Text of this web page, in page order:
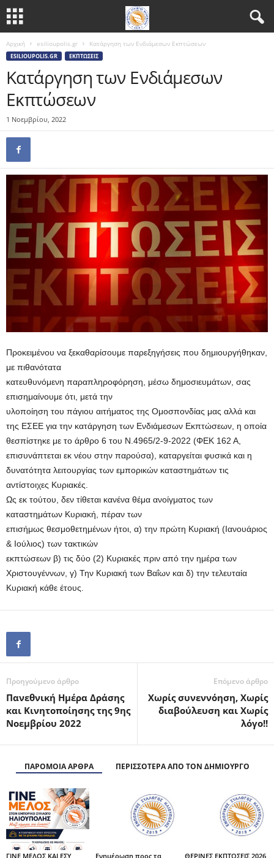
Αρχική esilioupolis.gr Κατάργηση των Ενδιάμεσων Εκπτώσεων
ESILIOUPOLIS.GR ΕΚΠΤΏΣΕΙΣ
Κατάργηση των Ενδιάμεσων
Εκπτώσεων
1 Νοεμβρίου, 2022
Προκειμένου να ξεκαθαρίσουμε παρεξηγήσεις που δημιουργήθηκαν,
με πιθανότατα
κατευθυνόμενη παραπληροφόρηση, μέσω δημοσιευμάτων, σας
επισημαίνουμε ότι, μετά την
υλοποίηση του πάγιου αιτήματος της Ομοσπονδίας μας αλλά και
της ΕΣΕΕ για την κατάργηση των Ενδιάμεσων Εκπτώσεων, η οποία
θεσπίστηκε με το άρθρο 6 του Ν.4965/2-9-2022 (ΦΕΚ 162 Α,
επισυνάπτεται εκ νέου στην παρούσα), καταργείται φυσικά και η
δυνατότητα λειτουργίας των εμπορικών καταστημάτων τις
αντίστοιχες Κυριακές.
Ως εκ τούτου, δεν τίθεται κανένα θέμα ανοίγματος των
καταστημάτων Κυριακή, πέραν των
επισήμως θεσμοθετημένων ήτοι, α) την πρώτη Κυριακή (Ιανουάριος
& Ιούλιος) των τακτικών
εκπτώσεων β) τις δύο (2) Κυριακές πριν από την ημέρα των
Χριστουγέννων, γ) Την Κυριακή των Βαΐων και δ) την τελευταία
Κυριακή κάθε έτους.
Προηγούμενο άρθρο
Πανεθνική Ημέρα Δράσης
και Κινητοποίησης της 9ης
Νοεμβρίου 2022
Επόμενο άρθρο
Χωρίς συνεννόηση, Χωρίς
διαβούλευση και Χωρίς
λόγο!!
ΠΑΡΟΜΟΙΑ ΑΡΘΡΑ ΠΕΡΙΣΣΟΤΕΡΑ ΑΠΟ ΤΟΝ ΔΗΜΙΟΥΡΓΟ
ΓΙΝΕ ΜΕΛΟΣ ΚΑΙ ΕΣΥ
Ενημέρωση προς τα
ΘΕΡΙΝΕΣ ΕΚΠΤΩΣΕΙΣ 2026